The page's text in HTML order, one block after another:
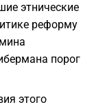
этнические
реформу
порог
этого